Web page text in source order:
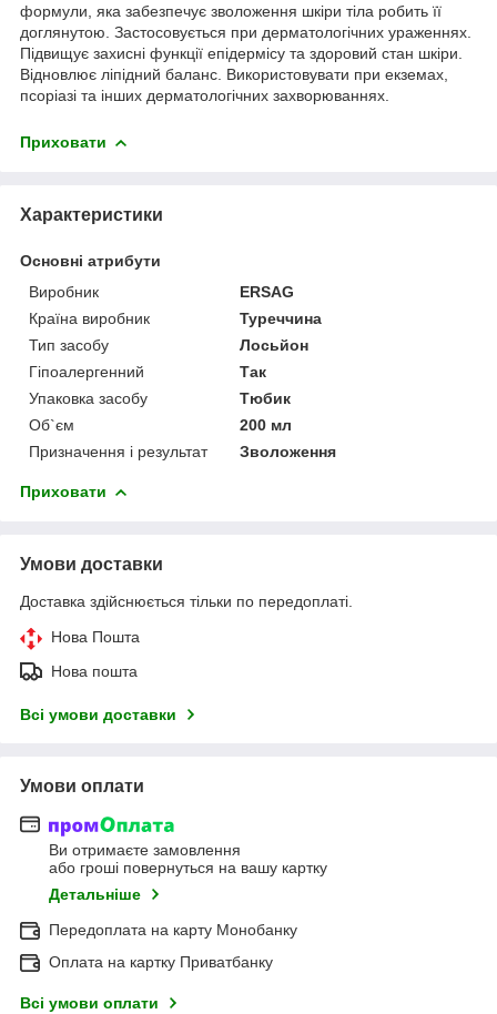
формули, яка забезпечує зволоження шкіри тіла робить її
доглянутою. Застосовується при дерматологічних ураженнях.
Підвищує захисні функції епідермісу та здоровий стан шкіри.
Відновлює ліпідний баланс. Використовувати при екземах,
псоріазі та інших дерматологічних захворюваннях.
Приховати
Характеристики
Основні атрибути
Виробник
ERSAG
Країна виробник
Туреччина
Тип засобу
Лосьйон
Гіпоалергенний
Так
Упаковка засобу
Тюбик
Об`єм
200 мл
Призначення і результат
Зволоження
Приховати
Умови доставки
Доставка здійснюється тільки по передоплаті.
Нова Пошта
Нова пошта
Всі умови доставки
Умови оплати
Ви отримаєте замовлення
або гроші повернуться на вашу картку
Детальніше
Передоплата на карту Монобанку
Оплата на картку Приватбанку
Всі умови оплати